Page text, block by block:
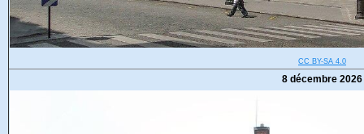
CC BY-SA 4.0
8 décembre 2026